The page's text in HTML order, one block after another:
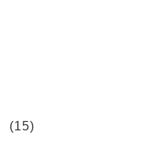
(15)